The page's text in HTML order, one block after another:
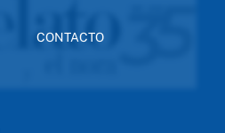
CONTACTO